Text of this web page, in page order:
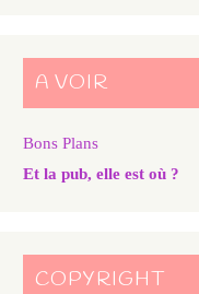
A VOIR
Bons Plans
Et la pub, elle est où ?
COPYRIGHT